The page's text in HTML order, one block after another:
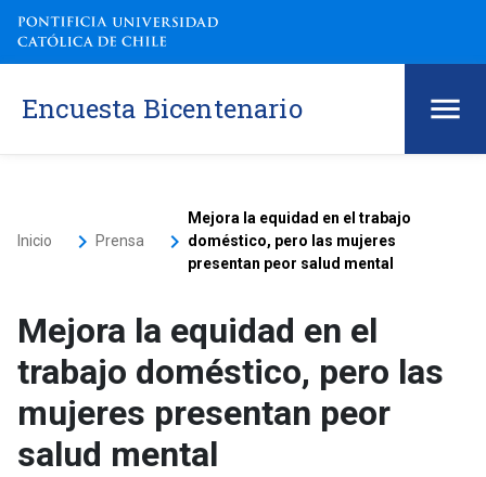
Encuesta Bicentenario
Inicio keyboard_arrow_right Prensa keyboard_arrow_right
Mejora la equidad en el trabajo
doméstico, pero las mujeres
presentan peor salud mental
Mejora la equidad en el
trabajo doméstico, pero las
mujeres presentan peor
salud mental